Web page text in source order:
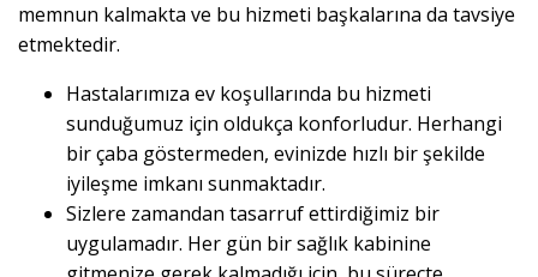
memnun kalmakta ve bu hizmeti başkalarına da tavsiye
etmektedir.
Hastalarımıza ev koşullarında bu hizmeti
sunduğumuz için oldukça konforludur. Herhangi
bir çaba göstermeden, evinizde hızlı bir şekilde
iyileşme imkanı sunmaktadır.
Sizlere zamandan tasarruf ettirdiğimiz bir
uygulamadır. Her gün bir sağlık kabinine